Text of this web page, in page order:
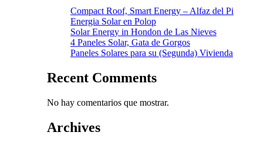
Compact Roof, Smart Energy – Alfaz del Pi
Energia Solar en Polop
Solar Energy in Hondon de Las Nieves
4 Paneles Solar, Gata de Gorgos
Paneles Solares para su (Segunda) Vivienda
Recent Comments
No hay comentarios que mostrar.
Archives